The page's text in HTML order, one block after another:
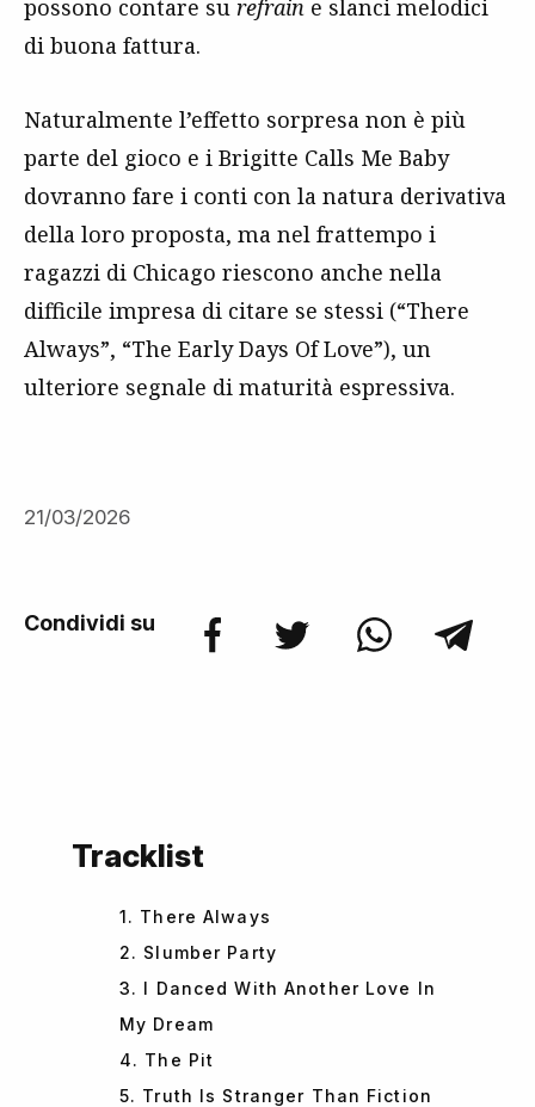
possono contare su refrain e slanci melodici
di buona fattura.
Naturalmente l’effetto sorpresa non è più
parte del gioco e i Brigitte Calls Me Baby
dovranno fare i conti con la natura derivativa
della loro proposta, ma nel frattempo i
ragazzi di Chicago riescono anche nella
difficile impresa di citare se stessi (“There
Always”, “The Early Days Of Love”), un
ulteriore segnale di maturità espressiva.
21/03/2026
Condividi su
Tracklist
1. There Always
2. Slumber Party
3. I Danced With Another Love In
My Dream
4. The Pit
5. Truth Is Stranger Than Fiction